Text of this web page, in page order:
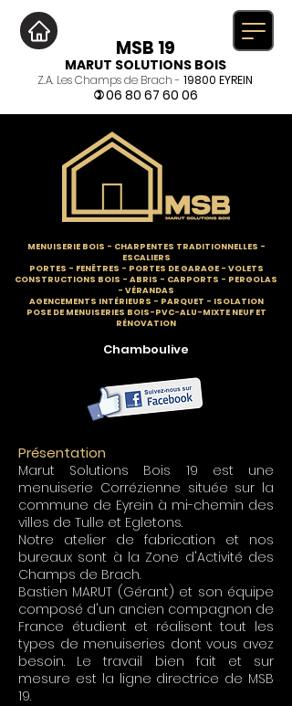
MSB 19
MARUT SOLUTIONS BOIS
Z.A. Les Champs de Brach - 19800 EYREIN
)06 80 67 60 06
MENUISERIE BOIS - CHARPENTES TRADITIONNELLES -
ESCALIERS
PORTES - FENÊTRES - PORTES DE GARAGE - VOLETS
CONSTRUCTIONS BOIS - ABRIS - CARPORTS - PERGOLAS
- VÉRANDAS
AGENCEMENTS INTÉRIEURS - PARQUET - ISOLATION
POSE DE MENUISERIES BOIS-PVC-ALU-MIXTE NEUF ET
RÉNOVATION
Chamboulive
Présentation
Marut Solutions Bois 19 est une
menuiserie Corrézienne située sur la
commune de Eyrein à mi-chemin des
villes de Tulle et Egletons.
Notre atelier de fabrication et nos
bureaux sont à la Zone d'Activité des
Champs de Brach.
Bastien MARUT (Gérant) et son équipe
composé d'un ancien compagnon de
France étudient et réalisent tout les
types de menuiseries dont vous avez
besoin. Le travail bien fait et sur
mesure est la ligne directrice de MSB
19.